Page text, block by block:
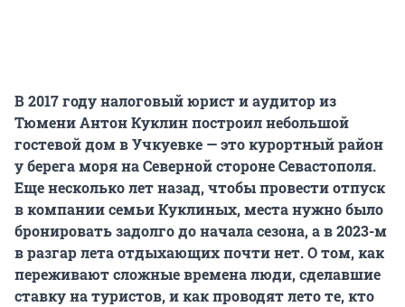
В 2017 году налоговый юрист и аудитор из
Тюмени Антон Куклин построил небольшой
гостевой дом в Учкуевке — это курортный район
у берега моря на Северной стороне Севастополя.
Еще несколько лет назад, чтобы провести отпуск
в компании семьи Куклиных, места нужно было
бронировать задолго до начала сезона, а в2023-м
в разгар лета отдыхающих почти нет. О том, как
переживают сложные времена люди, сделавшие
ставку на туристов, и как проводят лето те, кто